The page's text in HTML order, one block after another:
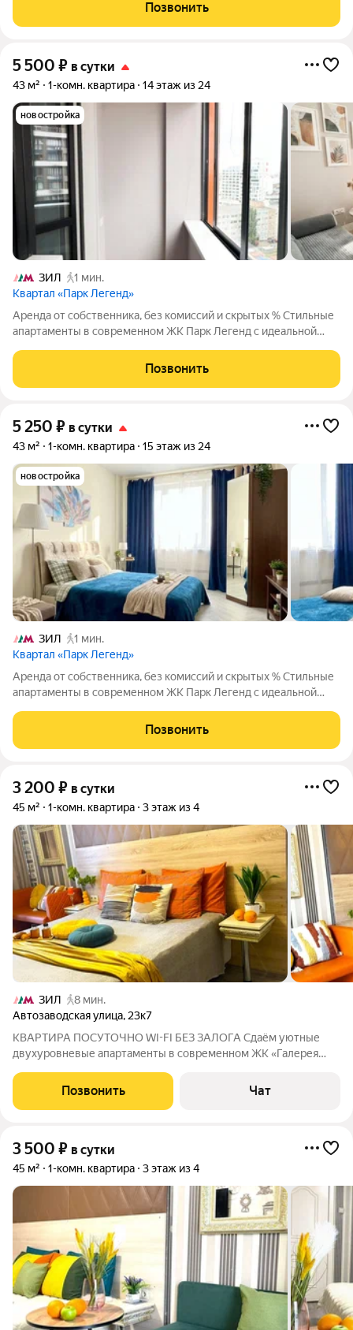
метро Тульская. Отличное
Позвонить
5 500 ₽ в сутки
43 м² 1-комн. квартира 14 этаж из 24
новостройка
ЗИЛ
1 мин.
Квартал «Парк Легенд»
Аренда от собственника, без комиссий и скрытых % Стильные
апартаменты в современном ЖК Парк Легенд с идеальной
Бесконтактное заселение 24/7 После бронирования мы
отправим подробную инструкцию
Позвонить
5 250 ₽ в сутки
43 м² 1-комн. квартира 15 этаж из 24
новостройка
ЗИЛ
1 мин.
Квартал «Парк Легенд»
Аренда от собственника, без комиссий и скрытых % Стильные
апартаменты в современном ЖК Парк Легенд с идеальной
Бесконтактное заселение 24/7 После бронирования мы
отправим подробную инструкцию
Позвонить
3 200 ₽ в сутки
45 м² 1-комн. квартира 3 этаж из 4
ЗИЛ
8 мин.
Автозаводская улица, 23к7
КВАРТИРА ПОСУТОЧНО WI-FI БЕЗ ЗАЛОГА Сдаём уютные
двухуровневые апартаменты в современном ЖК «Галерея
ЗИЛ, в 10 минутах от метро Автозаводская и в 14 минутах от
метро Тульская. Отличное
Позвонить Чат
3 500 ₽ в сутки
45 м² 1-комн. квартира 3 этаж из 4